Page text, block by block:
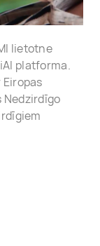
lietotne
platforma.